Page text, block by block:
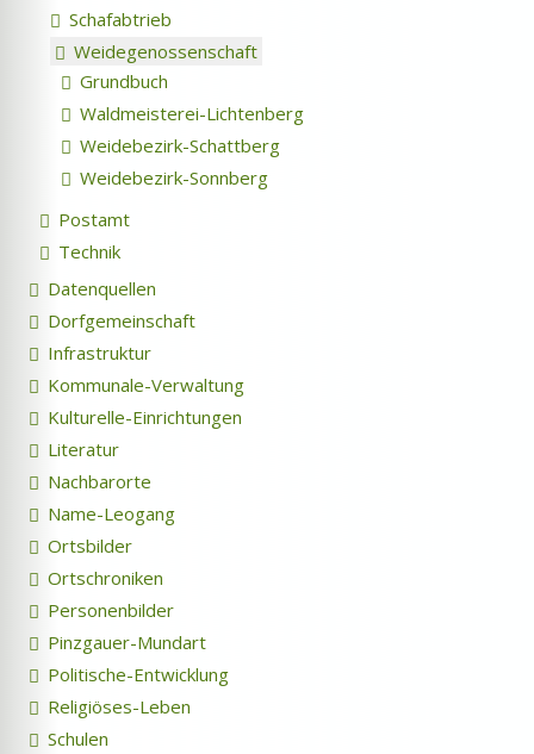
Schafabtrieb
Weidegenossenschaft
Grundbuch
Waldmeisterei-Lichtenberg
Weidebezirk-Schattberg
Weidebezirk-Sonnberg
Postamt
Technik
Datenquellen
Dorfgemeinschaft
Infrastruktur
Kommunale-Verwaltung
Kulturelle-Einrichtungen
Literatur
Nachbarorte
Name-Leogang
Ortsbilder
Ortschroniken
Personenbilder
Pinzgauer-Mundart
Politische-Entwicklung
Religiöses-Leben
Schulen